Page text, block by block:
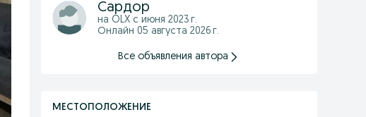
Сардор
на OLX с июня 2023 г.
Онлайн 05 августа 2026 г.
Все объявления автора
МЕСТОПОЛОЖЕНИЕ